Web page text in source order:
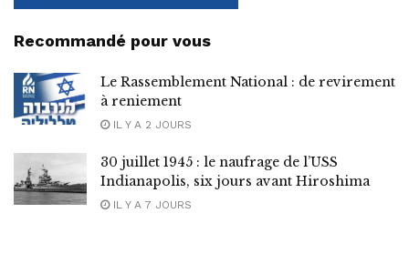
Recommandé pour vous
Le Rassemblement National : de revirement
à reniement
IL Y A 2 JOURS
30 juillet 1945 : le naufrage de l’USS
Indianapolis, six jours avant Hiroshima
IL Y A 7 JOURS